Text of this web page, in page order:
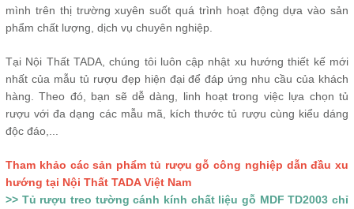
mình trên thị trường xuyên suốt quá trình hoạt động dựa vào sản
phẩm chất lượng, dịch vụ chuyên nghiệp.
Tại Nội Thất TADA, chúng tôi luôn cập nhật xu hướng thiết kế mới
nhất của mẫu tủ rượu đẹp hiện đại để đáp ứng nhu cầu của khách
hàng. Theo đó, bạn sẽ dễ dàng, linh hoạt trong việc lựa chọn tủ
rượu với đa dạng các mẫu mã, kích thước tủ rượu cùng kiểu dáng
độc đáo,...
Tham khảo các sản phẩm tủ rượu gỗ công nghiệp dẫn đầu xu
hướng tại Nội Thất TADA Việt Nam
>> Tủ rượu treo tường cánh kính chất liệu gỗ MDF TD2003 chỉ